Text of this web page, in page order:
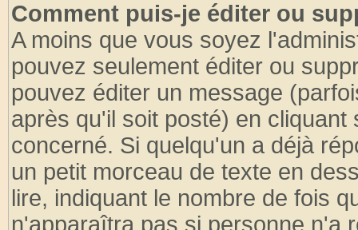
Comment puis-je éditer ou
A moins que vous soyez
pouvez seulement éditer ou
pouvez éditer un message
après qu'il soit posté) en
concerné. Si quelqu'un a déjà
un petit morceau de texte en
lire, indiquant le nombre de fois
n'apparaîtra pas si personne n'a